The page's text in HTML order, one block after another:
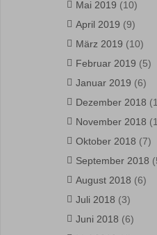
Mai 2019 (10)
April 2019 (9)
März 2019 (10)
Februar 2019 (5)
Januar 2019 (6)
Dezember 2018
November 2018
Oktober 2018 (7)
September 2018
August 2018 (6)
Juli 2018 (3)
Juni 2018 (6)